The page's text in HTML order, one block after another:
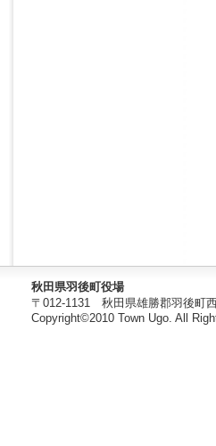
秋田県羽後町役場
〒012-1131 秋田県雄勝郡羽後町
Copyright©2010 Town Ugo. All